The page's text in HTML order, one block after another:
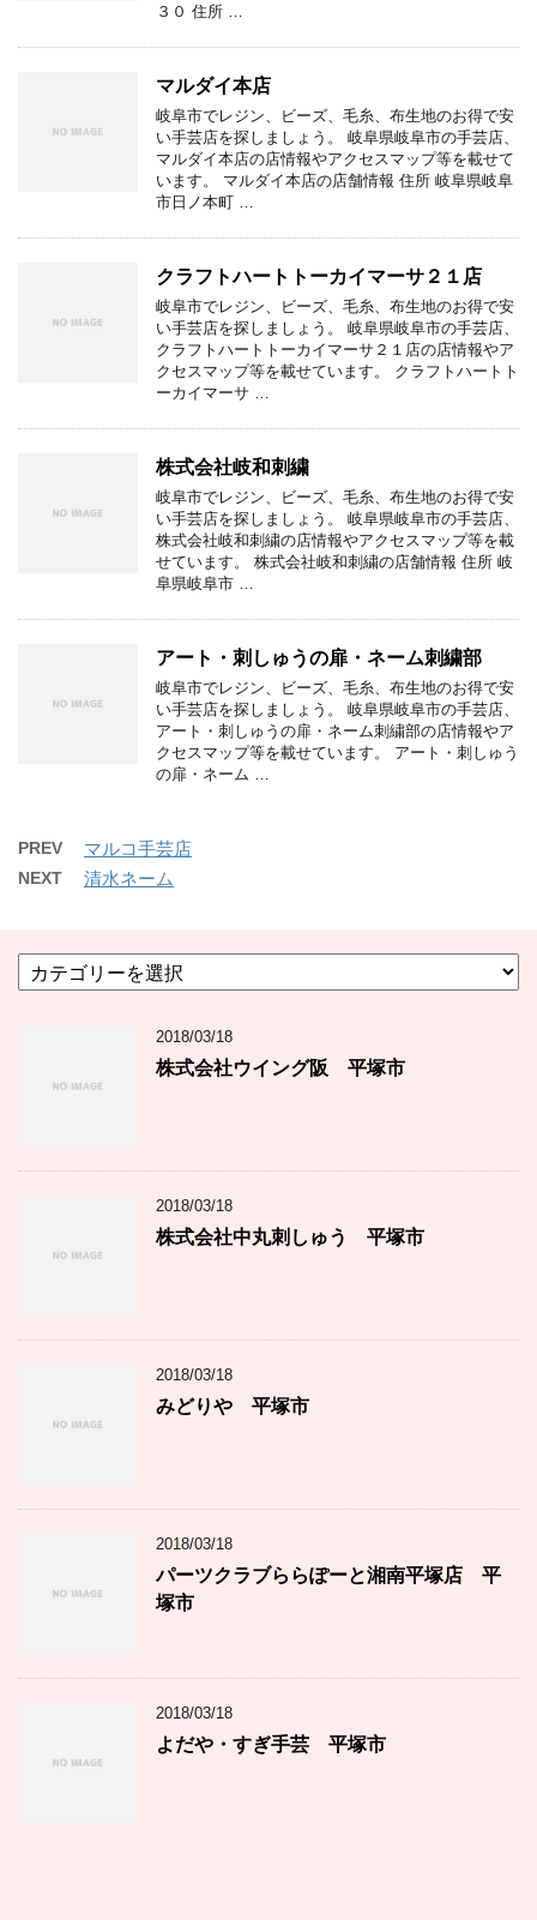
３０ 住所 …
マルダイ本店
岐阜市でレジン、ビーズ、毛糸、布生地のお得で安
い手芸店を探しましょう。 岐阜県岐阜市の手芸店、
マルダイ本店の店情報やアクセスマップ等を載せて
います。 マルダイ本店の店舗情報 住所 岐阜県岐阜
市日ノ本町 …
クラフトハートトーカイマーサ２１店
岐阜市でレジン、ビーズ、毛糸、布生地のお得で安
い手芸店を探しましょう。 岐阜県岐阜市の手芸店、
クラフトハートトーカイマーサ２１店の店情報やア
クセスマップ等を載せています。 クラフトハートト
ーカイマーサ …
株式会社岐和刺繍
岐阜市でレジン、ビーズ、毛糸、布生地のお得で安
い手芸店を探しましょう。 岐阜県岐阜市の手芸店、
株式会社岐和刺繍の店情報やアクセスマップ等を載
せています。 株式会社岐和刺繍の店舗情報 住所 岐
阜県岐阜市 …
アート・刺しゅうの扉・ネーム刺繍部
岐阜市でレジン、ビーズ、毛糸、布生地のお得で安
い手芸店を探しましょう。 岐阜県岐阜市の手芸店、
アート・刺しゅうの扉・ネーム刺繍部の店情報やア
クセスマップ等を載せています。 アート・刺しゅう
の扉・ネーム …
PREV マルコ手芸店
NEXT 清水ネーム
テ
2018/03/18
株式会社ウイング阪 平塚市
2018/03/18
株式会社中丸刺しゅう 平塚市
2018/03/18
みどりや 平塚市
2018/03/18
パーツクラブららぽーと湘南平塚店 平
塚市
2018/03/18
よだや・すぎ手芸 平塚市